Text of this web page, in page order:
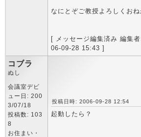
なにとぞご教授よろしくお
[ メッセージ編集済み 編集
06-09-28 15:43 ]
コブラ
ぬし
会議室デビ
ュー日: 200
3/07/18
投稿数: 103
8
お住まい・
投稿日時: 2006-09-28 12:54
起動したら？